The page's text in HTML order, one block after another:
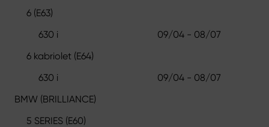
6 (E63)
630 i
09/04 - 08/07
6 kabriolet (E64)
630 i
09/04 - 08/07
BMW (BRILLIANCE)
5 SERIES (E60)